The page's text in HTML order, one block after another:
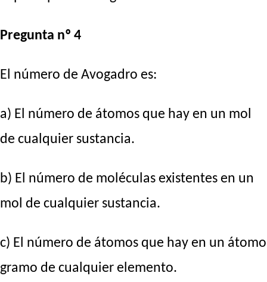
Pregunta nº 4
El número de Avogadro es:
a) El número de átomos que hay en un mol
de cualquier sustancia.
b) El número de moléculas existentes en un
mol de cualquier sustancia.
c) El número de átomos que hay en un átomo
gramo de cualquier elemento.